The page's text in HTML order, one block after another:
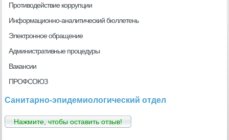
Противодействие коррупции
Информационно-аналитический бюллетень
Электронное обращение
Административные процедуры
Вакансии
ПРОФСОЮЗ
Санитарно-эпидемиологический отдел
Нажмите, чтобы оставить отзыв!